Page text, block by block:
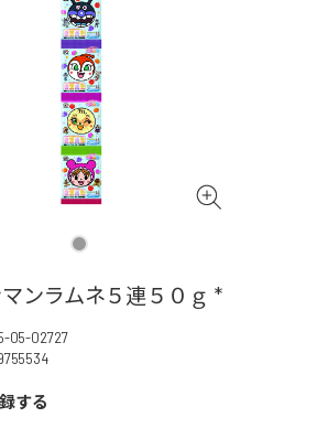
ンラムネ５連５０ｇ *
05-02727
する